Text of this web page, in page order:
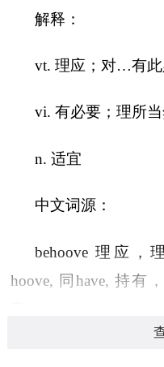
解释：
vt. 理应；对…有
vi. 有必要；理所
n. 适宜
中文词源：
behoove 理应，
hoove, 同have, 持有